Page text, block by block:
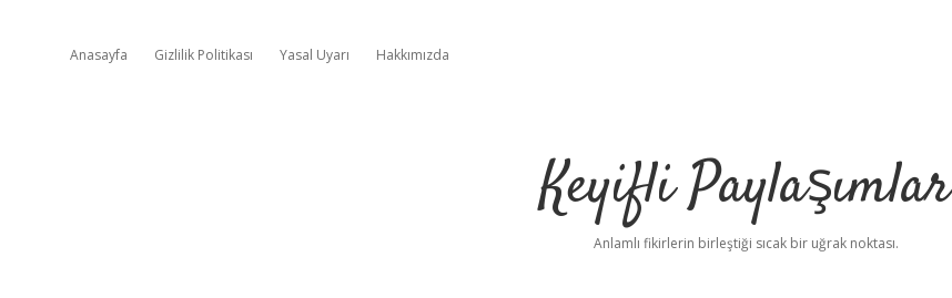
Anasayfa Gizlilik Politikası Yasal Uyarı Hakkımızda
Keyifli Paylaşımlar
Anlamlı fikirlerin birleştiği sıcak bir uğrak noktası.